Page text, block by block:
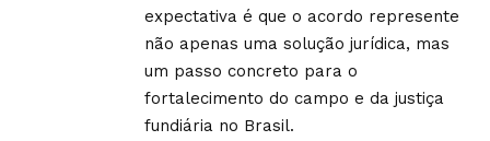
expectativa é que o acordo represente
não apenas uma solução jurídica, mas
um passo concreto para o
fortalecimento do campo e da justiça
fundiária no Brasil.